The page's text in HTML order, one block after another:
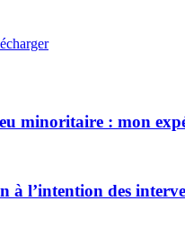
minoritaire : mon
l’intention des